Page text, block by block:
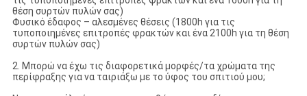
θέση συρτών πυλών σας)
Φυσικό έδαφος – αλεσμένες θέσεις (1800h για τις
τυποποιημένες επιτροπές φρακτών και ένα 2100h για τη θέση
συρτών πυλών σας)
2. Μπορώ να έχω τις διαφορετικά μορφές/τα χρώματα της
περίφραξης για να ταιριάξω με το ύφος του σπιτιού μου;